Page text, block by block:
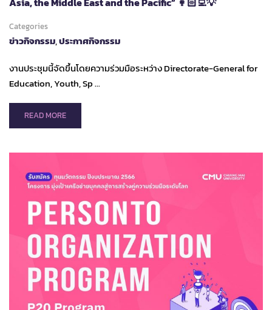
Categories
ข่าวกิจกรรม,ประกาศกิจกรรม
งานประชุมนี้จัดขึ้นโดยความร่วมมือระหว่าง Directorate-General for
Education, Youth, Sp …
READ
MORE
ขอ
ชวน
เข้า
ร่วม
การ
ประชุม
“THE
REGIONAL
ERASMUS+
CLUSTER
MEETING
READ MORE